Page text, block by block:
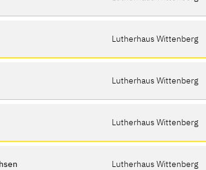
Lutherhaus Wittenberg
Lutherhaus Wittenberg
Lutherhaus Wittenberg
Lutherhaus Wittenberg